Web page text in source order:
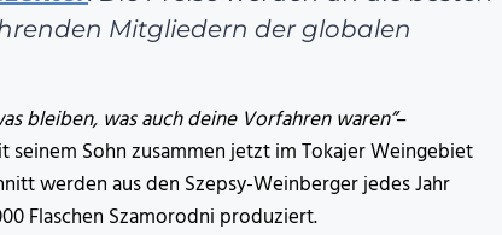
Mitgliedern der globalen
bleiben, was auch deine Vorfahren waren”–
Sohn zusammen jetzt im Tokajer Weingebiet
werden aus den Szepsy-Weinberger jedes Jahr
Flaschen Szamorodni produziert.